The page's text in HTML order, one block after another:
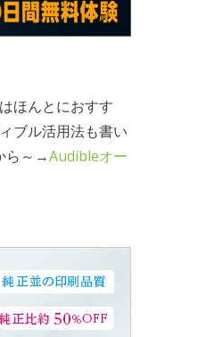
ほんとにおすす
ブル活用法も書い
ら～→Audibleオー